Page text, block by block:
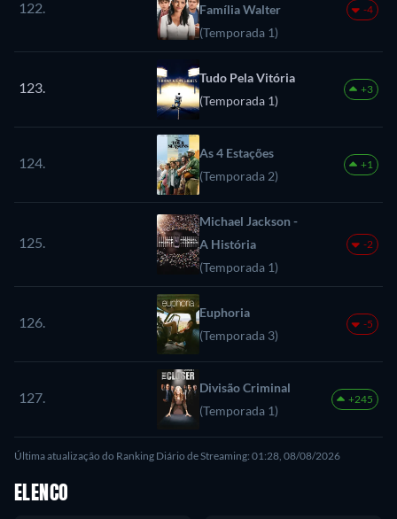
122.
Família Walter
(Temporada 1)
-4
123.
Tudo Pela Vitória
(Temporada 1)
+3
124.
As 4 Estações
(Temporada 2)
+1
125.
Michael Jackson -
A História
(Temporada 1)
-2
126.
Euphoria
(Temporada 3)
-5
127.
Divisão Criminal
(Temporada 1)
+245
Última atualização do Ranking Diário de Streaming: 01:28, 08/08/2026
ELENCO